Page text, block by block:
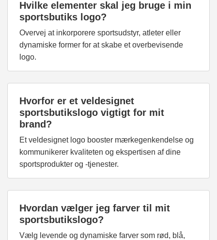
Hvilke elementer skal jeg bruge i min
sportsbutiks logo?
Overvej at inkorporere sportsudstyr, atleter eller
dynamiske former for at skabe et overbevisende
logo.
Hvorfor er et veldesignet
sportsbutikslogo vigtigt for mit
brand?
Et veldesignet logo booster mærkegenkendelse og
kommunikerer kvaliteten og ekspertisen af dine
sportsprodukter og -tjenester.
Hvordan vælger jeg farver til mit
sportsbutikslogo?
Vælg levende og dynamiske farver som rød, blå,